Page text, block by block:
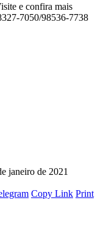
e confira mais
7050/98536-7738
janeiro de 2021
Copy Link Print